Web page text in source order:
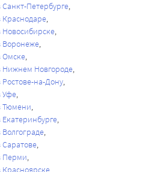
Петербурге
Краснодаре
Новосибирске
Воронеже
Омске
Нижнем Новгороде
Ростове-на-Дону
Уфе
Тюмени
Саратове
Перми
Красноярске